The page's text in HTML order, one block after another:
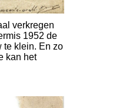
verkregen
1952 de
te klein. En zo
kan het